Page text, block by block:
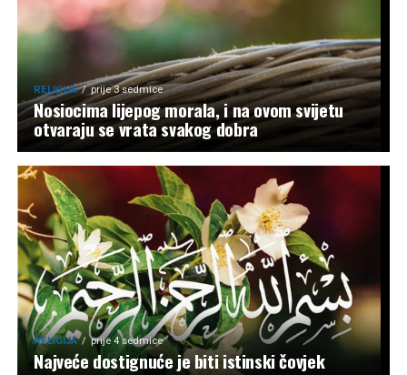
RELIGIJA prije 3 sedmice
Nosiocima lijepog morala, i na ovom svijetu
otvaraju se vrata svakog dobra
RELIGIJA prije 4 sedmice
Najveće dostignuće je biti istinski čovjek